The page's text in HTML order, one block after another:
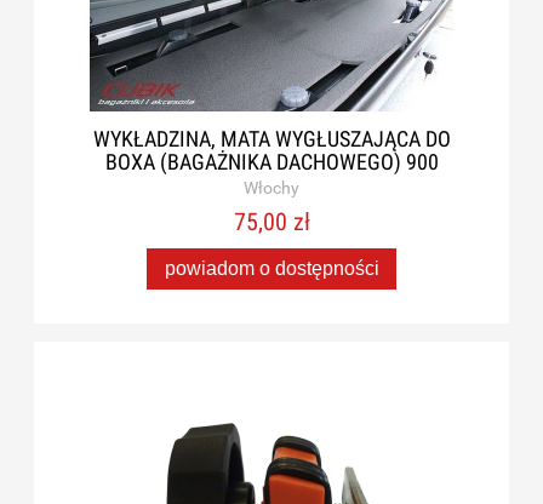
WYKŁADZINA, MATA WYGŁUSZAJĄCA DO
BOXA (BAGAŻNIKA DACHOWEGO) 900
Włochy
75,00 zł
powiadom o dostępności